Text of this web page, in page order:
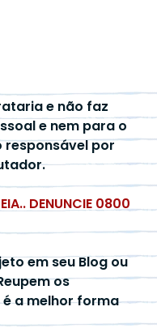
e não faz
e nem para o
responsável por
DENUNCIE 0800
em seu Blog ou
os
é a melhor forma